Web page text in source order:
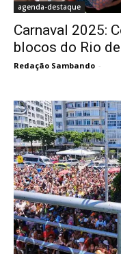
agenda-destaque
Carnaval 2025:
blocos do Rio
Redação Sambando -